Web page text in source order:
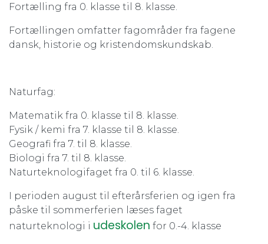
Fortælling fra 0. klasse til 8. klasse.
Fortællingen omfatter fagområder fra fagene
dansk, historie og kristendomskundskab.
Naturfag:
Matematik fra 0. klasse til 8. klasse.
Fysik / kemi fra 7. klasse til 8. klasse.
Geografi fra 7. til 8. klasse.
Biologi fra 7. til 8. klasse.
Naturteknologifaget fra 0. til 6. klasse.
I perioden august til efterårsferien og igen fra
påske til sommerferien læses faget
naturteknologi i udeskolen for 0.-4. klasse